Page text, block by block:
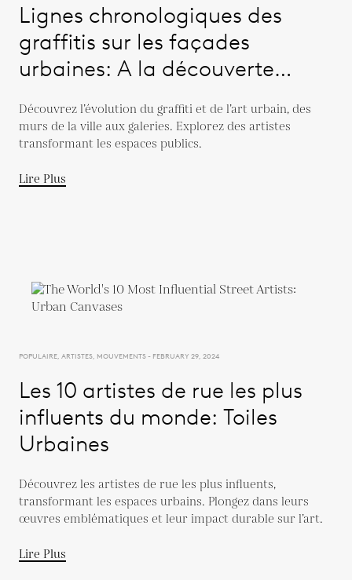
Lignes chronologiques des
graffitis sur les façades
urbaines: A la découverte
de la rue
Découvrez l’évolution du graffiti et de l’art urbain, des
murs de la ville aux galeries. Explorez des artistes
transformant les espaces publics.
Lire Plus
POPULAIRE, ARTISTES, MOUVEMENTS - FEBRUARY 29, 2024
Les 10 artistes de rue les plus
influents du monde: Toiles
Urbaines
Découvrez les artistes de rue les plus influents,
transformant les espaces urbains. Plongez dans leurs
œuvres emblématiques et leur impact durable sur l’art.
Lire Plus